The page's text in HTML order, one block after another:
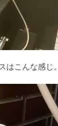
はこんな感じ。